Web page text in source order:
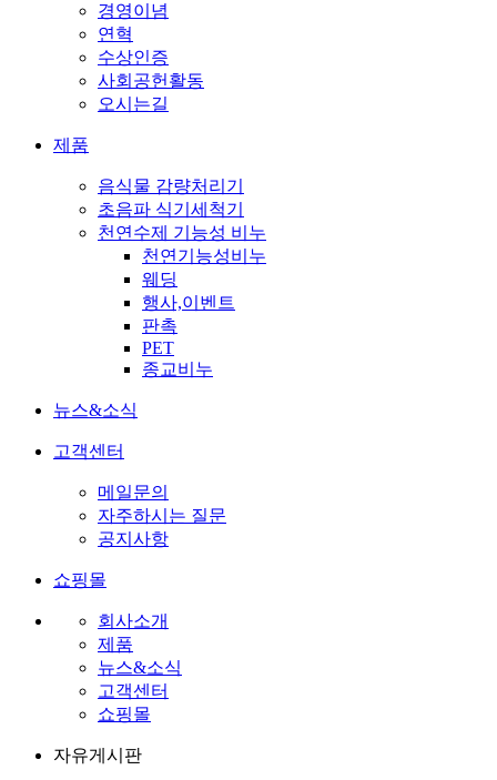
경영이념
연혁
수상인증
사회공헌활동
오시는길
제품
음식물 감량처리기
초음파 식기세척기
천연수제 기능성 비누
천연기능성비누
웨딩
행사,이벤트
판촉
PET
종교비누
뉴스&소식
고객센터
메일문의
자주하시는 질문
공지사항
쇼핑몰
회사소개
제품
뉴스&소식
고객센터
쇼핑몰
자유게시판